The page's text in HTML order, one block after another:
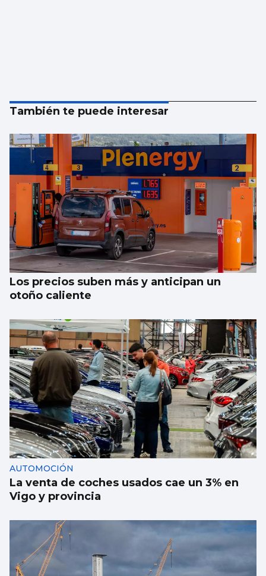
También te puede interesar
Los precios suben más y anticipan un
otoño caliente
AUTOMOCIÓN
La venta de coches usados cae un 3% en
Vigo y provincia